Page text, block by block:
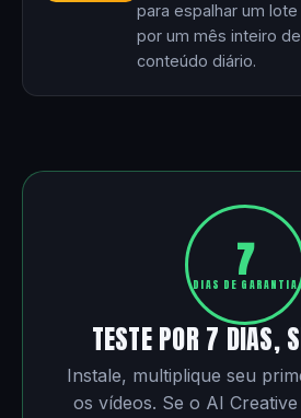
para espalhar um lote
por um mês inteiro de
conteúdo diário.
7
DIAS DE GARANTIA
TESTE POR 7 DIAS,
Instale, multiplique seu
os vídeos. Se o AI